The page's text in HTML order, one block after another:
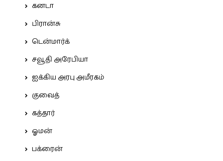
கனடா
பிரான்சு
டென்மார்க்
சவூதி அரேபியா
ஐக்கிய அரபு அமீரகம்
குவைத்
கத்தார்
ஓமன்
பக்ரைன்